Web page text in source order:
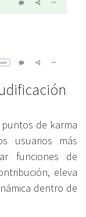
de karma
usuarios más
funciones de
eleva
dentro de